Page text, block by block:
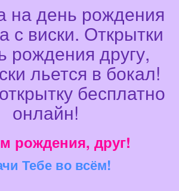
на день рождения
с виски. Открытки
рождения другу,
льется в бокал!
бесплатно
онлайн!
рождения, друг!
Тебе во всём!